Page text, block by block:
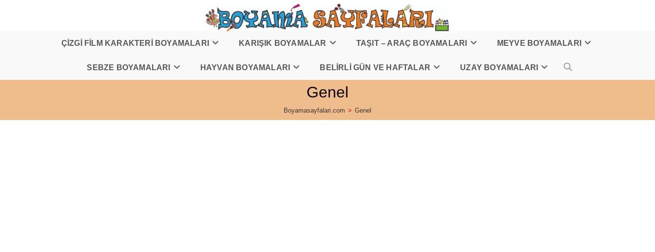
ÇİZGİ FİLM KARAKTERİ BOYAMALARI KARIŞIK BOYAMALAR TAŞIT – ARAÇ BOYAMALARI MEYVE BOYAMALARI
SEBZE BOYAMALARI HAYVAN BOYAMALARI BELİRLİ GÜN VE HAFTALAR UZAY BOYAMALARI TOGGLE
Genel
Boyamasayfalari.com > Genel